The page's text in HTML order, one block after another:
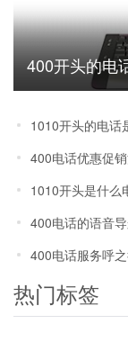
400开头的电
1010开头的电话
400电话优惠促
1010开头是什么
400电话的语音
400电话服务呼
热门标签